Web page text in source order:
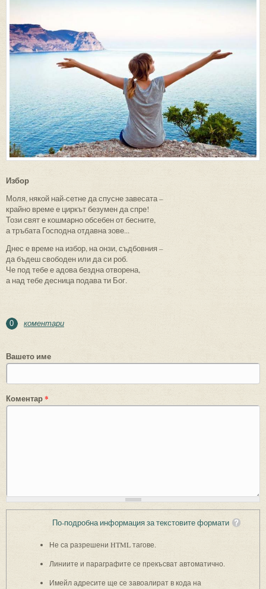
Избор
Моля, някой най-сетне да спусне завесата –
крайно време е циркът безумен да спре!
Този свят е кошмарно обсебен от бесните,
а тръбата Господна отдавна зове...
Днес е време на избор, на онзи, съдбовния –
да бъдеш свободен или да си роб.
Че под тебе е адова бездна отворена,
а над тебе десница подава ти Бог.
0 коментари
Вашето име
Коментар*
По-подробна информация за текстовите формати
Не са разрешени HTML тагове.
Линиите и параграфите се прекъсват автоматично.
Имейл адресите ще се завоалират в кода на